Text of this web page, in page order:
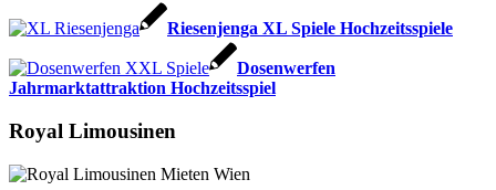
Riesenjenga XL Spiele Hochzeitsspiele
Dosenwerfen
Jahrmarktattraktion Hochzeitsspiel
Royal Limousinen